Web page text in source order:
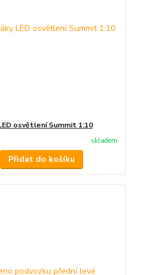
osvětlení Summit 1:10
skladem
Přidat do košíku